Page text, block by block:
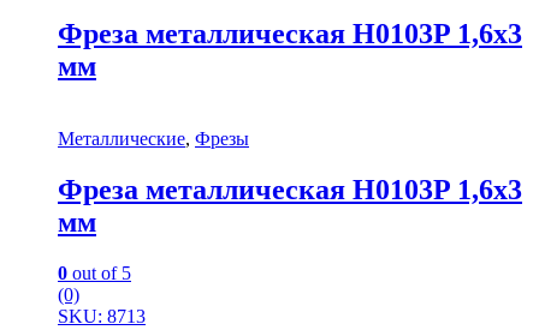
Фреза металлическая H0103P 1,6х3
мм
Металлические, Фрезы
Фреза металлическая H0103P 1,6х3
мм
0 out of 5
(0)
SKU: 8713